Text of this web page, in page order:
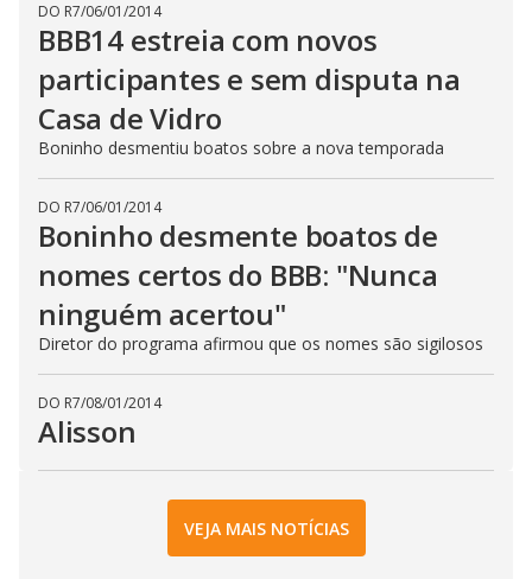
DO R7/06/01/2014
BBB14 estreia com novos
participantes e sem disputa na
Casa de Vidro
Boninho desmentiu boatos sobre a nova temporada
DO R7/06/01/2014
Boninho desmente boatos de
nomes certos do BBB: "Nunca
ninguém acertou"
Diretor do programa afirmou que os nomes são sigilosos
DO R7/08/01/2014
Alisson
VEJA MAIS NOTÍCIAS